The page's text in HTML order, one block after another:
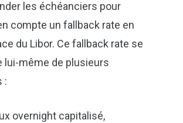
les échéanciers pour
compte un fallback rate en
du Libor. Ce fallback rate se
lui-même de plusieurs
overnight capitalisé,